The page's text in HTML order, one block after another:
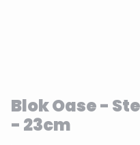
Blok Oase -
- 23cm